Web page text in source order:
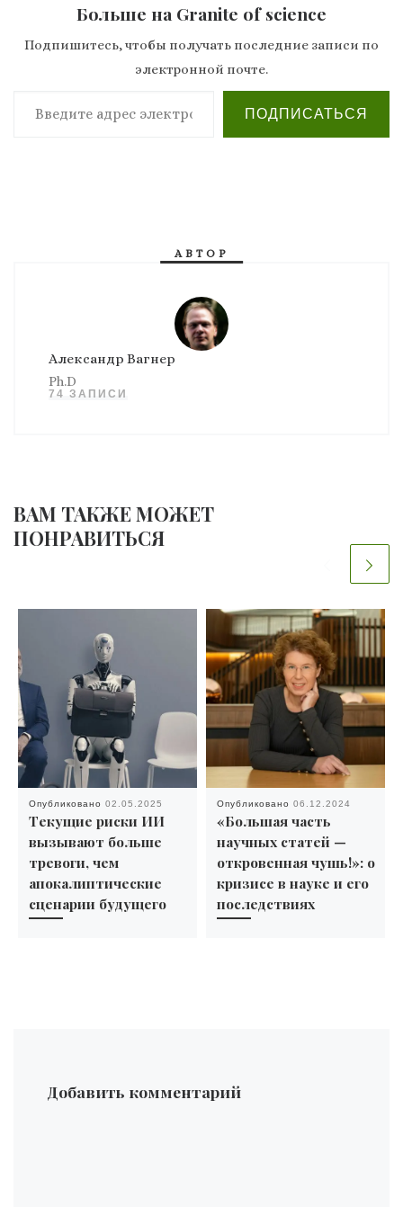
Больше на Granite of science
Подпишитесь, чтобы получать последние записи по
электронной почте.
Введите адрес электронной почты…
ПОДПИСАТЬСЯ
АВТОР
Александр Вагнер
Ph.D
74 ЗАПИСИ
ВАМ ТАКЖЕ МОЖЕТ
ПОНРАВИТЬСЯ
Опубликовано 02.05.2025
Текущие риски ИИ
вызывают больше
тревоги, чем
апокалиптические
сценарии будущего
Опубликовано 06.12.2024
«Большая часть
научных статей —
откровенная чушь!»: о
кризисе в науке и его
последствиях
Добавить комментарий